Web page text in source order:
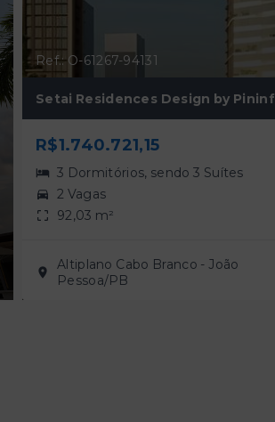
Ref.: O-61267-94131
Setai Residences Design by
R$1.740.721,15
3 Dormitórios, sendo 3 Suítes
2 Vagas
92,03 m²
Altiplano Cabo Branco - João
Pessoa/PB